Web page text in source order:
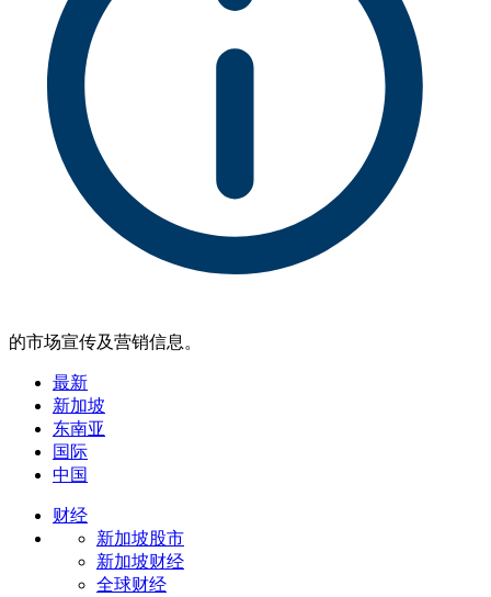
的市场宣传及营销信息。
最新
新加坡
东南亚
国际
中国
财经
新加坡股市
新加坡财经
全球财经